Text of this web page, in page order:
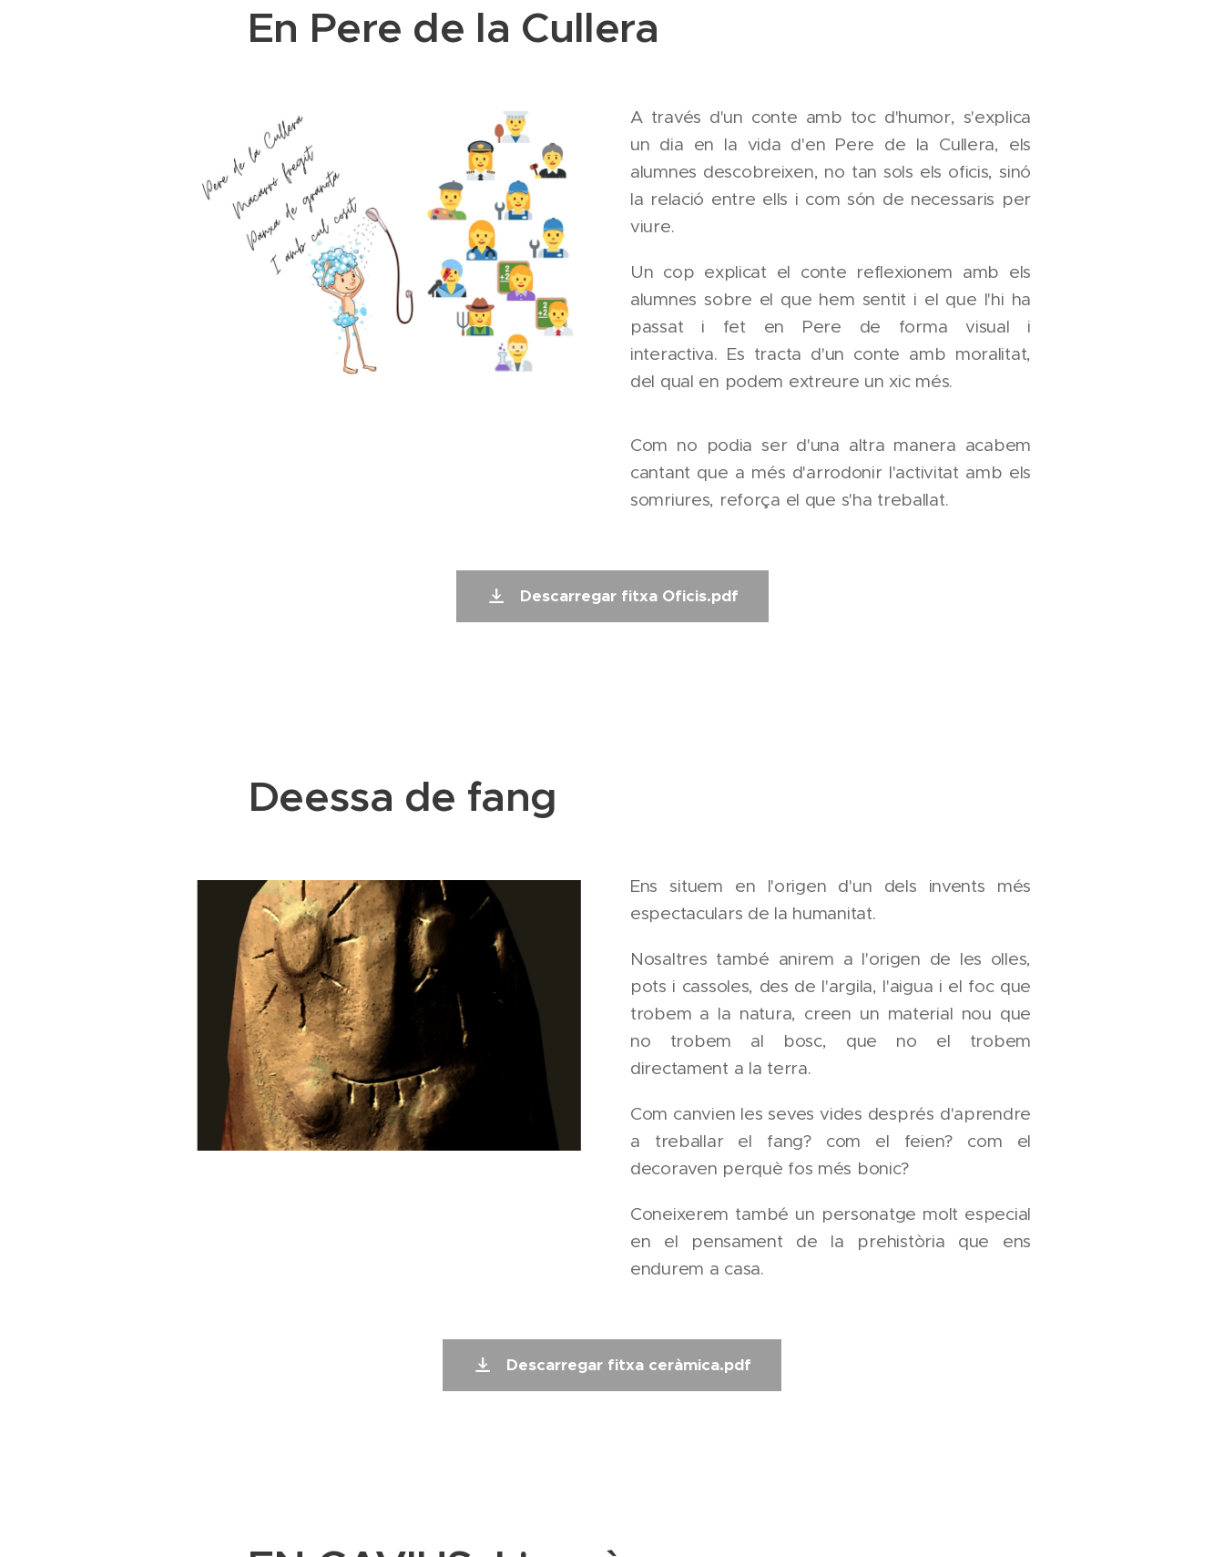
En Pere de la Cullera
A través d'un conte amb toc d'humor, s'explica
un dia en la vida d'en Pere de la Cullera, els
alumnes descobreixen, no tan sols els oficis, sinó
la relació entre ells i com són de necessaris per
viure.
Un cop explicat el conte reflexionem amb els
alumnes sobre el que hem sentit i el que l'hi ha
passat i fet en Pere de forma visual i
interactiva. Es tracta d'un conte amb moralitat,
del qual en podem extreure un xic més.
Com no podia ser d'una altra manera acabem
cantant que a més d'arrodonir l'activitat amb els
somriures, reforça el que s'ha treballat.
Descarregar fitxa Oficis.pdf
Deessa de fang
Ens situem en l'origen d'un dels invents més
espectaculars de la humanitat.
Nosaltres també anirem a l'origen de les olles,
pots i cassoles, des de l'argila, l'aigua i el foc que
trobem a la natura, creen un material nou que
no trobem al bosc, que no el trobem
directament a la terra.
Com canvien les seves vides després d'aprendre
a treballar el fang? com el feien? com el
decoraven perquè fos més bonic?
Coneixerem també un personatge molt especial
en el pensament de la prehistòria que ens
endurem a casa.
Descarregar fitxa ceràmica.pdf